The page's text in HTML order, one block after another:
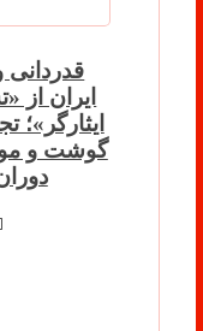
قدردانی
ایران از
گوشت و